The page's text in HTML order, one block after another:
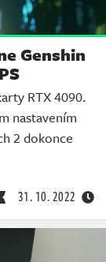
Genshin
RTX 4090.
nastavením
2 dokonce
31. 10. 2022